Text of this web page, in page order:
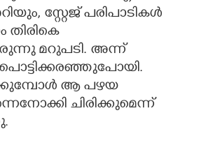
സ്റ്റേജ് പരിപാടികൾ
തിരികെ
മറുപടി. അന്ന്
ആ പഴയ
ചിരിക്കുമെന്ന്